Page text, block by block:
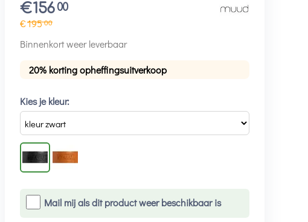
€156 00
€19500
Binnenkort weer leverbaar
20% korting opheffingsuitverkoop
Kies je kleur:
Mail mij als dit product weer beschikbaar is